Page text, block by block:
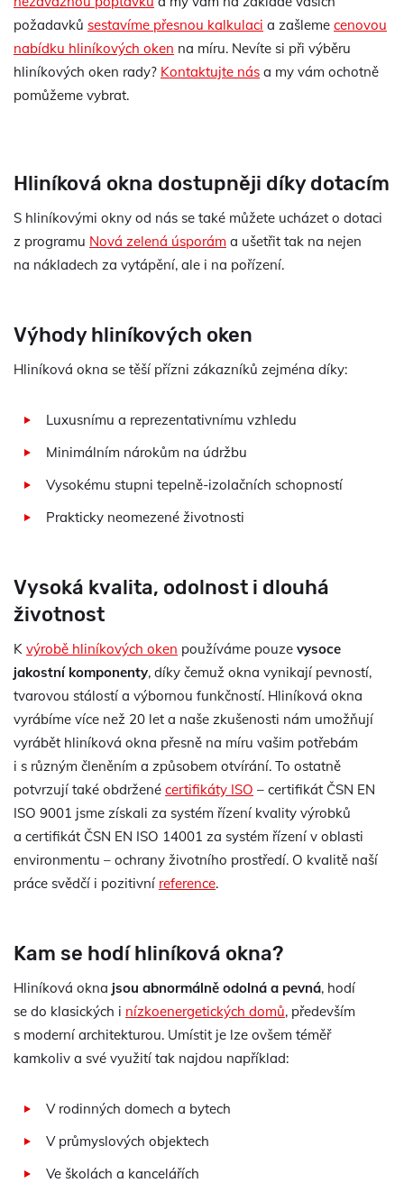
požadavků sestavíme přesnou kalkulaci a zašleme cenovou
nabídku hliníkových oken na míru. Nevíte si při výběru
hliníkových oken rady? Kontaktujte nás a my vám ochotně
pomůžeme vybrat.
Hliníková okna dostupněji díky dotacím
S hliníkovými okny od nás se také můžete ucházet o dotaci
z programu Nová zelená úsporám a ušetřit tak na nejen
na nákladech za vytápění, ale i na pořízení.
Výhody hliníkových oken
Hliníková okna se těší přízni zákazníků zejména díky:
Luxusnímu a reprezentativnímu vzhledu
Minimálním nárokům na údržbu
Vysokému stupni tepelně-izolačních schopností
Prakticky neomezené životnosti
Vysoká kvalita, odolnost i dlouhá
životnost
K výrobě hliníkových oken používáme pouze vysoce
jakostní komponenty, díky čemuž okna vynikají pevností,
tvarovou stálostí a výbornou funkčností. Hliníková okna
vyrábíme více než 20 let a naše zkušenosti nám umožňují
vyrábět hliníková okna přesně na míru vašim potřebám
i s různým členěním a způsobem otvírání. To ostatně
potvrzují také obdržené certifikáty ISO – certifikát ČSN EN
ISO 9001 jsme získali za systém řízení kvality výrobků
a certifikát ČSN EN ISO 14001 za systém řízení v oblasti
environmentu – ochrany životního prostředí. O kvalitě naší
práce svědčí i pozitivní reference.
Kam se hodí hliníková okna?
Hliníková okna jsou abnormálně odolná a pevná, hodí
se do klasických i nízkoenergetických domů, především
s moderní architekturou. Umístit je lze ovšem téměř
kamkoliv a své využití tak najdou například:
V rodinných domech a bytech
V průmyslových objektech
Ve školách a kancelářích